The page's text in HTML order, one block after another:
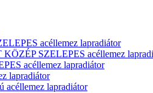
acéllemez lapradiátor
SZELEPES acéllemez
acéllemez lapradiátor
lapradiátor
lapradiátor